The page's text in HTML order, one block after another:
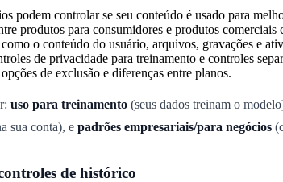
podem controlar se seu conteúdo é usado para
produtos para consumidores e produtos comerciais
o conteúdo do usuário, arquivos, gravações e
de privacidade para treinamento e controles
de exclusão e diferenças entre planos.
uso para treinamento (seus dados treinam o
sua conta), e padrões empresariais/para negócios
de histórico